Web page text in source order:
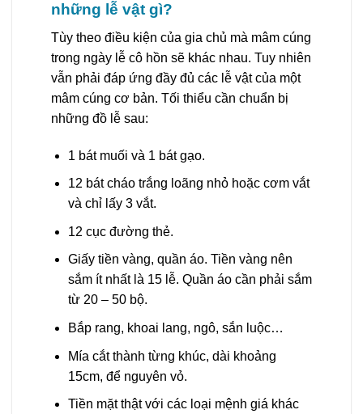
những lễ vật gì?
Tùy theo điều kiện của gia chủ mà mâm cúng
trong ngày lễ cô hồn sẽ khác nhau. Tuy nhiên
vẫn phải đáp ứng đầy đủ các lễ vật của một
mâm cúng cơ bản. Tối thiểu cần chuẩn bị
những đồ lễ sau:
1 bát muối và 1 bát gạo.
12 bát cháo trắng loãng nhỏ hoặc cơm vắt
và chỉ lấy 3 vắt.
12 cục đường thẻ.
Giấy tiền vàng, quần áo. Tiền vàng nên
sắm ít nhất là 15 lễ. Quần áo cần phải sắm
từ 20 – 50 bộ.
Bắp rang, khoai lang, ngô, sắn luộc…
Mía cắt thành từng khúc, dài khoảng
15cm, để nguyên vỏ.
Tiền mặt thật với các loại mệnh giá khác